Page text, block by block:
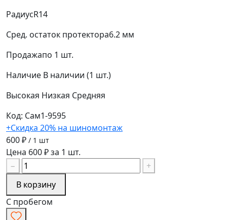
РадиусR14
Сред. остаток протектора6.2 мм
Продажапо 1 шт.
Наличие В наличии (1 шт.)
Высокая Низкая Средняя
Код: Сам1-9595
+Скидка 20% на шиномонтаж
600 ₽ / 1 шт
Цена 600 ₽ за 1 шт.
−
+
В корзину
С пробегом